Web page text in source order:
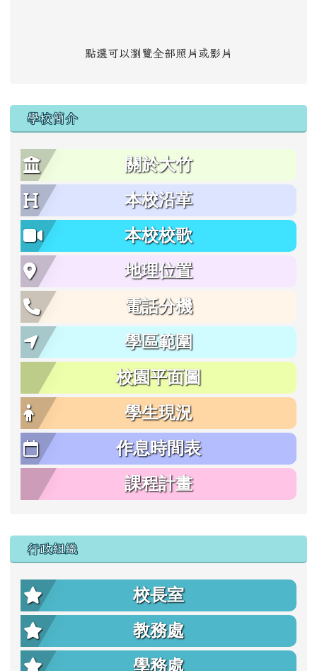
點選可以瀏覽全部照片或影片
學校簡介
關於大竹
本校沿革
本校校歌
地理位置
電話分機
學區範圍
校園平面圖
學生現況
作息時間表
課程計畫
行政組織
校長室
教務處
學務處